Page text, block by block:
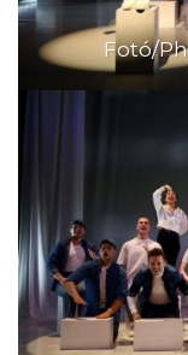
Fotó/